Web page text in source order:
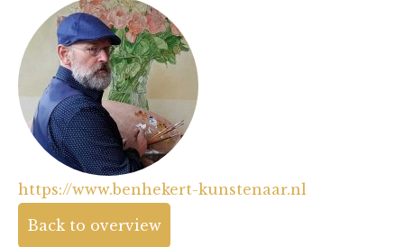
https://www.benhekert-kunstenaar.nl
Back to overview